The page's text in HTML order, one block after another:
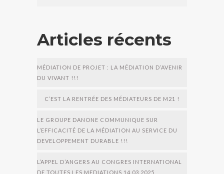
Articles récents
MÉDIATION DE PROJET : LA MÉDIATION D’AVENIR
DU VIVANT !!!
C’EST LA RENTRÉE DES MÉDIATEURS DE M21 !
LE GROUPE DANONE COMMUNIQUE SUR
L’EFFICACITÉ DE LA MÉDIATION AU SERVICE DU
DEVELOPPEMENT DURABLE !!!
L’APPEL D’ANGERS AU CONGRES INTERNATIONAL
DE TOUTES LES MEDIATIONS 14.03.2025